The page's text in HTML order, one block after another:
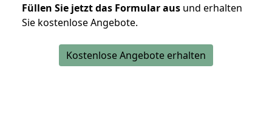
Füllen Sie jetzt das Formular aus und erhalten
Sie kostenlose Angebote.
Kostenlose Angebote erhalten